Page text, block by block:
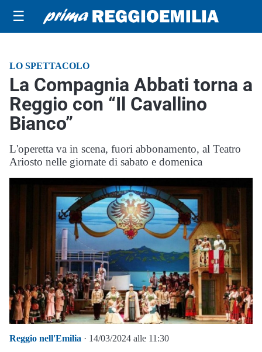
☰
LO SPETTACOLO
La Compagnia Abbati torna a
Reggio con “Il Cavallino
Bianco”
L'operetta va in scena, fuori abbonamento, al Teatro
Ariosto nelle giornate di sabato e domenica
Reggio nell'Emilia · 14/03/2024 alle 11:30